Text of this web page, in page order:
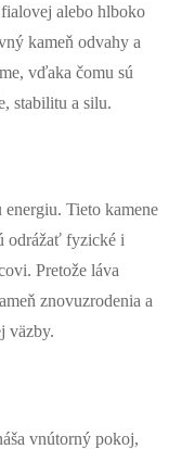
alebo hlboko
kameň odvahy a
vďaka čomu sú
stabilitu a silu.
Tieto kamene
odrážať fyzické i
Pretože láva
znovuzrodenia a
väzby.
vnútorný pokoj,